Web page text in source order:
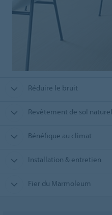
Réduire le bruit
Revêtement de sol naturel
Bénéfique au climat
Installation & entretien
Fier du Marmoleum